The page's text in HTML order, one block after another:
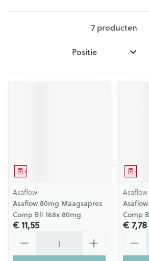
7 producten
Sorteer op:
Geneesmiddel
Asaflow
Asaflow 80mg Maagsapres
Comp Bli 168x 80mg
€ 11,55
Asaflow
Comp
€ 7,78